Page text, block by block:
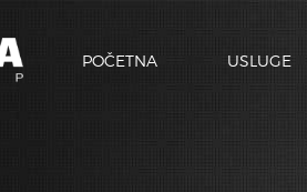
POČETNA USLUGE